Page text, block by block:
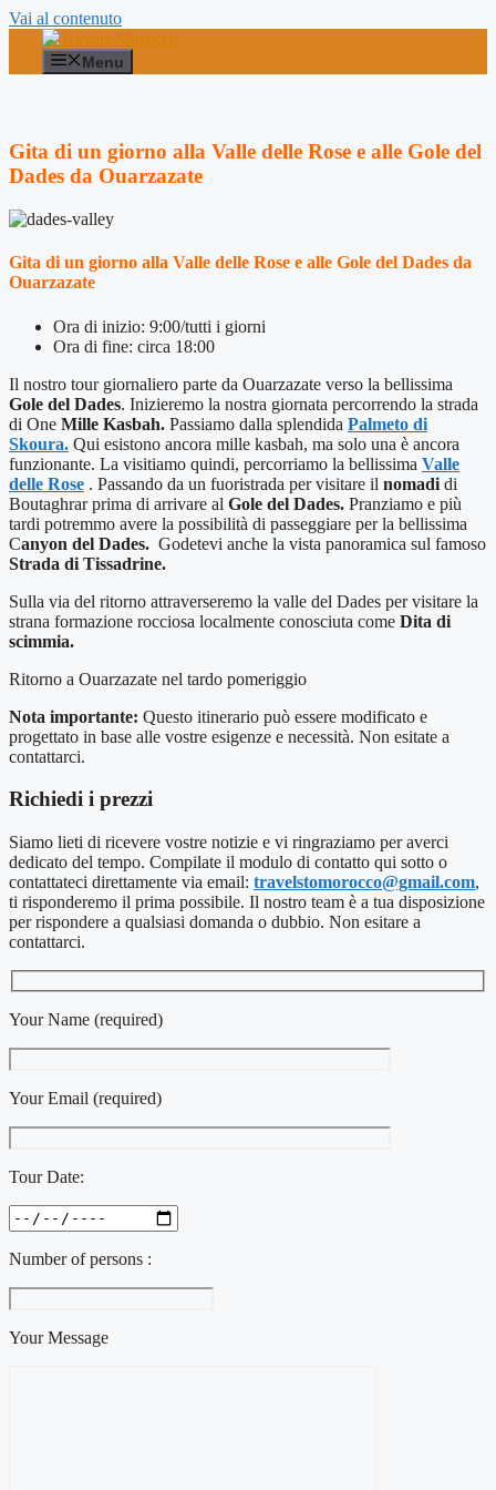
Vai al contenuto
Menu
Gita di un giorno alla Valle delle Rose e alle Gole del
Dades da Ouarzazate
Gita di un giorno alla Valle delle Rose e alle Gole del Dades da
Ouarzazate
Ora di inizio: 9:00/tutti i giorni
Ora di fine: circa 18:00
Il nostro tour giornaliero parte da Ouarzazate verso la bellissima
Gole del Dades. Inizieremo la nostra giornata percorrendo la strada
di One Mille Kasbah. Passiamo dalla splendida Palmeto di
Skoura. Qui esistono ancora mille kasbah, ma solo una è ancora
funzionante. La visitiamo quindi, percorriamo la bellissima Valle
delle Rose . Passando da un fuoristrada per visitare il nomadi di
Boutaghrar prima di arrivare al Gole del Dades. Pranziamo e più
tardi potremmo avere la possibilità di passeggiare per la bellissima
Canyon del Dades. Godetevi anche la vista panoramica sul famoso
Strada di Tissadrine.
Sulla via del ritorno attraverseremo la valle del Dades per visitare la
strana formazione rocciosa localmente conosciuta come Dita di
scimmia.
Ritorno a Ouarzazate nel tardo pomeriggio
Nota importante: Questo itinerario può essere modificato e
progettato in base alle vostre esigenze e necessità. Non esitate a
contattarci.
Richiedi i prezzi
Siamo lieti di ricevere vostre notizie e vi ringraziamo per averci
dedicato del tempo. Compilate il modulo di contatto qui sotto o
contattateci direttamente via email: travelstomorocco@gmail.com,
ti risponderemo il prima possibile. Il nostro team è a tua disposizione
per rispondere a qualsiasi domanda o dubbio. Non esitare a
contattarci.
Your Name (required)
Your Email (required)
Tour Date:
Number of persons :
Your Message